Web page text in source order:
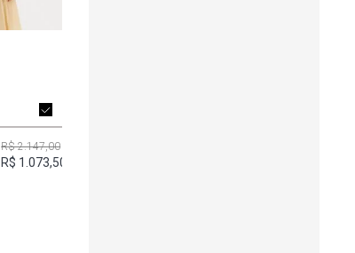
R$ 2.147,00
R$ 1.073,50